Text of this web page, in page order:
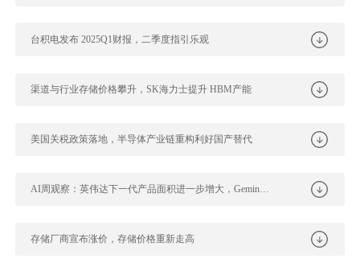
台积电发布 2025Q1财报，二季度指引乐观
渠道与行业存储价格攀升，SK海力士提升 HBM产能
美国关税政策落地，半导体产业链重构利好国产替代
AI周观察：英伟达下一代产品面积进一步增大，Gemini持续发布新功能
存储厂商宣布涨价，存储价格重新走高